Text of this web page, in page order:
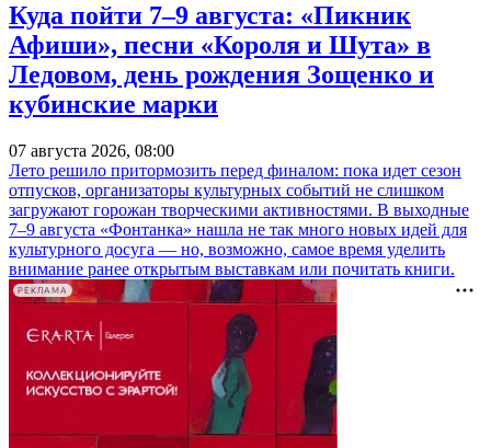
Куда пойти 7–9 августа: «Пикник
Афиши», песни «Короля и Шута» в
Ледовом, день рождения Зощенко и
кубинские марки
07 августа 2026, 08:00
Лето решило притормозить перед финалом: пока идет сезон
отпусков, организаторы культурных событий не слишком
загружают горожан творческими активностями. В выходные
7–9 августа «Фонтанка» нашла не так много новых идей для
культурного досуга — но, возможно, самое время уделить
внимание ранее открытым выставкам или почитать книги.
РЕКЛАМА